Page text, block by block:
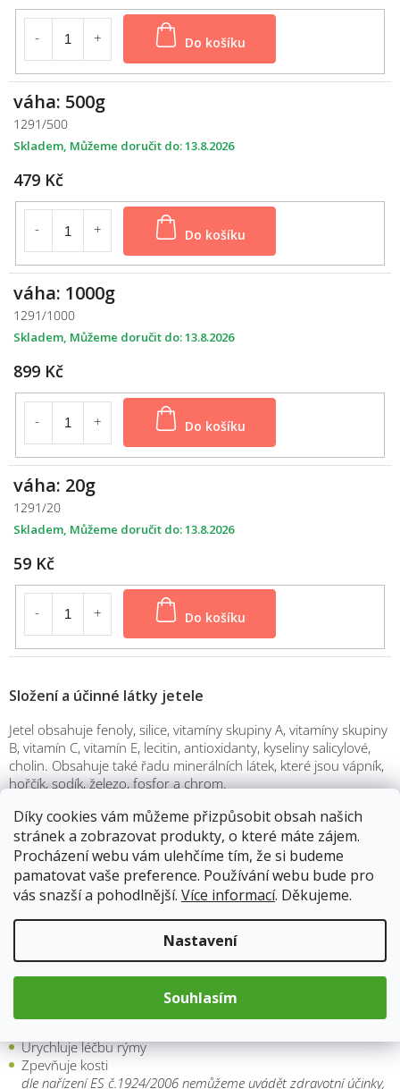
Díky cookies vám můžeme přizpůsobit obsah našich
stránek a zobrazovat produkty, o které máte zájem.
Procházení webu vám ulehčíme tím, že si budeme
pamatovat vaše preference. Používání webu bude pro
vás snazší a pohodlnější. Více informací. Děkujeme.
Nastavení
Souhlasím
Do košíku
váha: 500g
1291/500
479 Kč
Skladem 13.8.2026
váha: 1000g
1291/1000
899 Kč
Do košíku
Skladem 13.8.2026
váha: 20g
1291/20
59 Kč
Do košíku
Skladem 13.8.2026
Složení a účinné látky jetele
Jetel obsahuje fenoly, silice, vitamíny skupiny A, vitamíny skupiny
B, vitamín C, vitamín E, lecitin, antioxidanty, kyseliny salicylové,
cholin. Obsahuje také řadu minerálních látek, které jsou vápník,
hořčík, sodík, železo, fosfor a chrom.
Účinky jetele červeného
Antioxidační účinky
Napomáhá správné funkci střev
Zbavuje průjmu
Detoxikační účinky
Pomáhá proti zvracení
Pomáhá v období menopauzy
Pomáhá v období menstruace
Léčí gynekologické záněty
Urychluje léčbu rýmy
Zpevňuje kosti
dle nařízení ES č.1924/2006 nemůžeme uvádět zdravotní účinky,